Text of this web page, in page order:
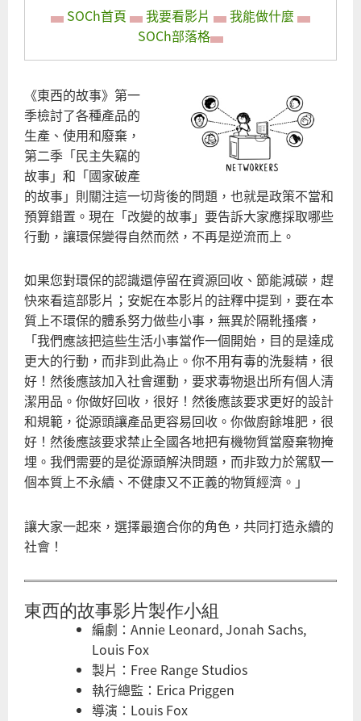
▄ SOCh首頁 ▄我要看影片 ▄我能做什麼 ▄
SOCh部落格▄
《東西的故事》第一
季檢討了各種產品的
生產、使用和廢棄，
第二季「民主失竊的
故事」和「國家破產
的故事」則關注這一切背後的問題，也就是政策不當和
預算錯置。現在「改變的故事」要告訴大家應採取哪些
行動，讓環保變得自然而然，不再是逆流而上。
如果您對環保的認識還停留在資源回收、節能減碳，趕
快來看這部影片；安妮在本影片的註釋中提到，要在本
質上不環保的體系努力做些小事，無異於隔靴搔癢，
「我們應該把這些生活小事當作一個開始，目的是達成
更大的行動，而非到此為止。你不用有毒的洗髮精，很
好！然後應該加入社會運動，要求毒物退出所有個人清
潔用品。你做好回收，很好！然後應該要求更好的設計
和規範，從源頭讓產品更容易回收。你做廚餘堆肥，很
好！然後應該要求禁止全國各地把有機物質當廢棄物掩
埋。我們需要的是從源頭解決問題，而非致力於駕馭一
個本質上不永續、不健康又不正義的物質經濟。」
讓大家一起來，選擇最適合你的角色，共同打造永續的
社會！
東西的故事影片製作小組
編劇：Annie Leonard, Jonah Sachs,
Louis Fox
製片：Free Range Studios
執行總監：Erica Priggen
導演：Louis Fox